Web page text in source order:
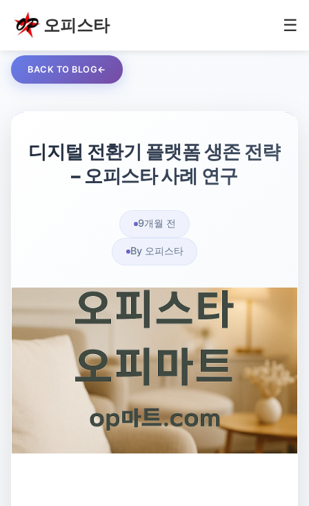
오피스타 ☰
BACK TO BLOG
디지털 전환기 플랫폼 생존 전략
– 오피스타 사례 연구
9개월 전
By 오피스타